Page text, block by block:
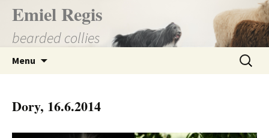
Přejít
obsahu
Emiel Regis
bearded collies
Menu
Dory, 16.6.2014